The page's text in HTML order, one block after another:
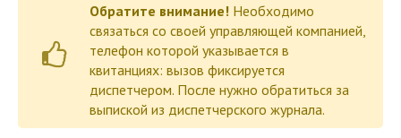
Обратите внимание! Необходимо
связаться со своей управляющей компанией,
телефон которой указывается в
квитанциях: вызов фиксируется
диспетчером. После нужно обратиться за
выпиской из диспетчерского журнала.